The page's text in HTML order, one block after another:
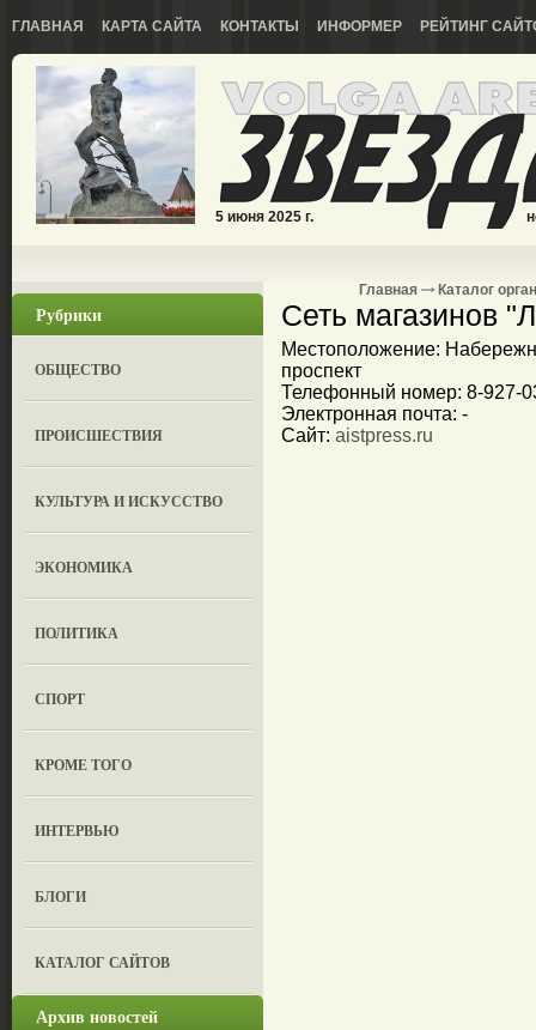
ГЛАВНАЯ КАРТА САЙТА КОНТАКТЫ ИНФОРМЕР РЕЙТИНГ
5 июня 2025 г.
Рубрики
ОБЩЕСТВО
ПРОИСШЕСТВИЯ
КУЛЬТУРА И ИСКУССТВО
ЭКОНОМИКА
ПОЛИТИКА
СПОРТ
КРОМЕ ТОГО
ИНТЕРВЬЮ
БЛОГИ
КАТАЛОГ САЙТОВ
Архив новостей
Главная Каталог
Сеть магазинов
Местоположение:
проспект
Телефонный номер: 8-927-
Электронная почта: -
Сайт: aistpress.ru